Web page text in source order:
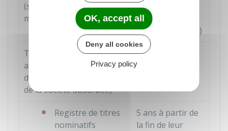
(si nécessaire, pièce
modificative de statuts)
personnalité
morale (ou
radiation du
)
Traité de fusion et autre
acte lié au fonctionnement
de la société (+ documents
de la société absorbée)
5 ans
Registre de titres
nominatifs
5 ans à partir de
la fin de leur
OK, accept all
Deny all cookies
Privacy policy